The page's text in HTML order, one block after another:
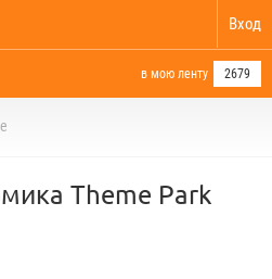
Вход
в мою ленту 2679
Theme Park